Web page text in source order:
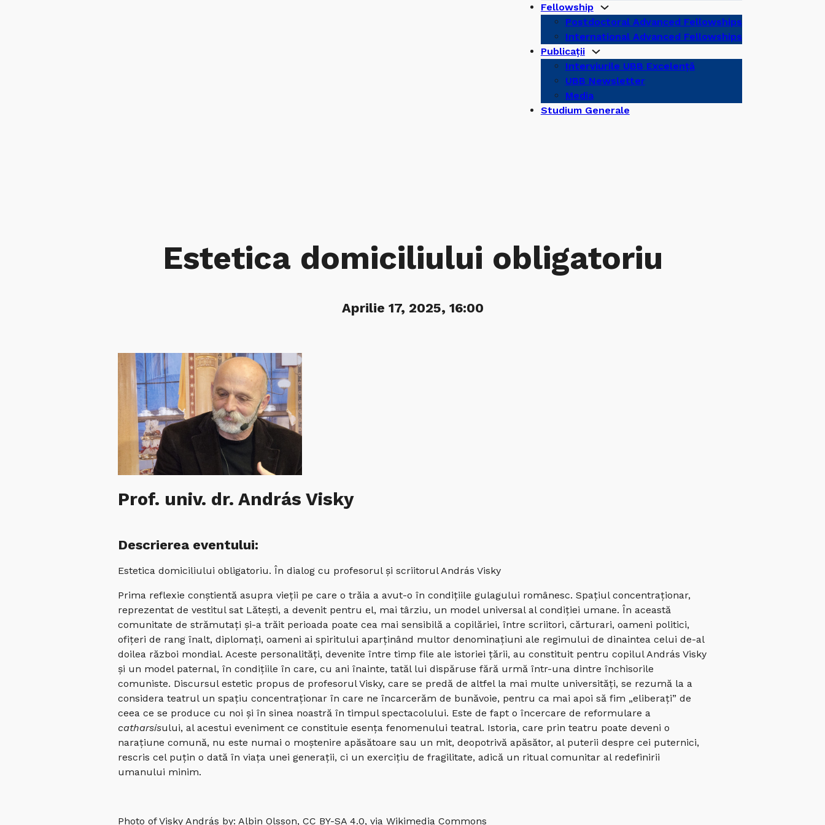
Fellowship
Postdoctoral Advanced Fellowships
International Advanced Fellowships
Publicații
Interviurile UBB Excelență
UBB Newsletter
Media
Studium Generale
Estetica domiciliului obligatoriu
Aprilie 17, 2025, 16:00
Prof. univ. dr. András Visky
Descrierea eventului:
Estetica domiciliului obligatoriu. În dialog cu profesorul și scriitorul András Visky
Prima reflexie conștientă asupra vieții pe care o trăia a avut-o în condițiile gulagului românesc. Spațiul concentraționar,
reprezentat de vestitul sat Lătești, a devenit pentru el, mai târziu, un model universal al condiției umane. În această
comunitate de strămutați și-a trăit perioada poate cea mai sensibilă a copilăriei, între scriitori, cărturari, oameni politici,
ofițeri de rang înalt, diplomați, oameni ai spiritului aparținând multor denominațiuni ale regimului de dinaintea celui de-al
doilea război mondial. Aceste personalități, devenite între timp file ale istoriei țării, au constituit pentru copilul András Visky
și un model paternal, în condițiile în care, cu ani înainte, tatăl lui dispăruse fără urmă într-una dintre închisorile
comuniste. Discursul estetic propus de profesorul Visky, care se predă de altfel la mai multe universități, se rezumă la a
considera teatrul un spațiu concentraționar în care ne încarcerăm de bunăvoie, pentru ca mai apoi să fim „eliberați” de
ceea ce se produce cu noi și în sinea noastră în timpul spectacolului. Este de fapt o încercare de reformulare a
catharsisului, al acestui eveniment ce constituie esența fenomenului teatral. Istoria, care prin teatru poate deveni o
narațiune comună, nu este numai o moștenire apăsătoare sau un mit, deopotrivă apăsător, al puterii despre cei puternici,
rescris cel puțin o dată în viața unei generații, ci un exercițiu de fragilitate, adică un ritual comunitar al redefinirii
umanului minim.
Photo of Visky András by: Albin Olsson, CC BY-SA 4.0, via Wikimedia Commons